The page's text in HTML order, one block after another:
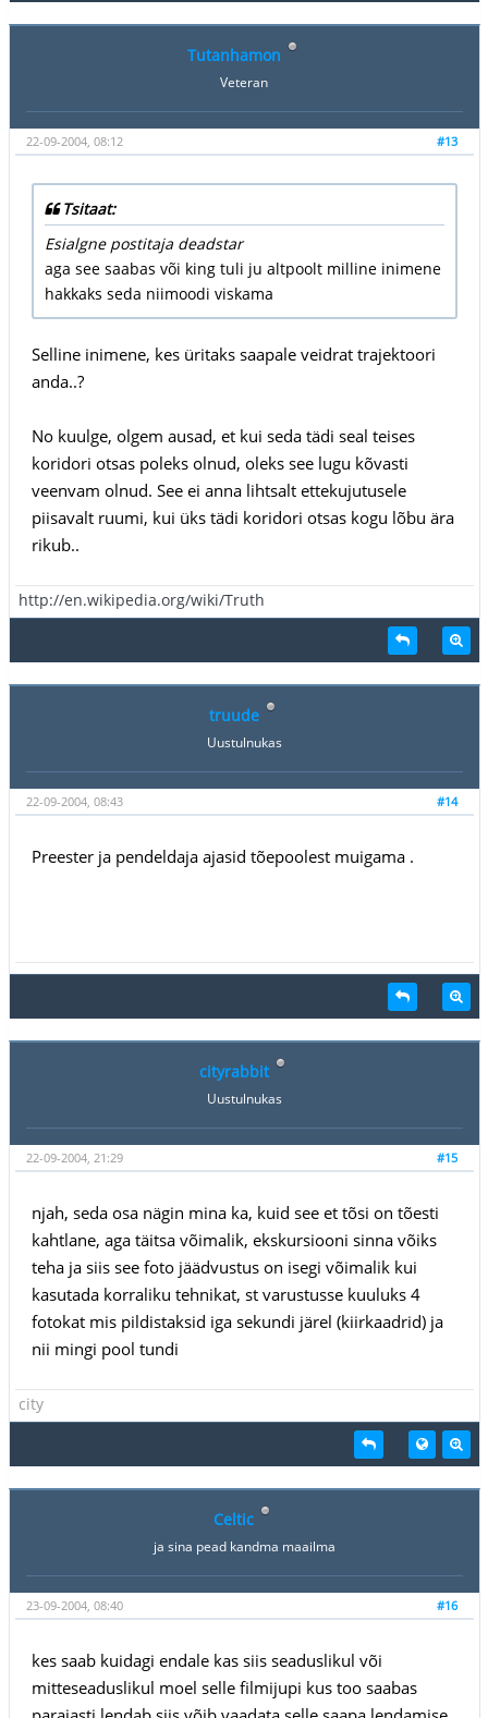
Tutanhamon
Veteran
#13
22-09-2004, 08:12
Tsitaat:
Esialgne postitaja deadstar
aga see saabas või king tuli ju altpoolt milline inimene
hakkaks seda niimoodi viskama
Selline inimene, kes üritaks saapale veidrat trajektoori
anda..?
No kuulge, olgem ausad, et kui seda tädi seal teises
koridori otsas poleks olnud, oleks see lugu kõvasti
veenvam olnud. See ei anna lihtsalt ettekujutusele
piisavalt ruumi, kui üks tädi koridori otsas kogu lõbu ära
rikub..
http://en.wikipedia.org/wiki/Truth
truude
Uustulnukas
#14
22-09-2004, 08:43
Preester ja pendeldaja ajasid tõepoolest muigama .
cityrabbit
Uustulnukas
#15
22-09-2004, 21:29
njah, seda osa nägin mina ka, kuid see et tõsi on tõesti
kahtlane, aga täitsa võimalik, ekskursiooni sinna võiks
teha ja siis see foto jäädvustus on isegi võimalik kui
kasutada korraliku tehnikat, st varustusse kuuluks 4
fotokat mis pildistaksid iga sekundi järel (kiirkaadrid) ja
nii mingi pool tundi
city
Celtic
ja sina pead kandma maailma
#16
23-09-2004, 08:40
kes saab kuidagi endale kas siis seaduslikul või
mitteseaduslikul moel selle filmijupi kus too saabas